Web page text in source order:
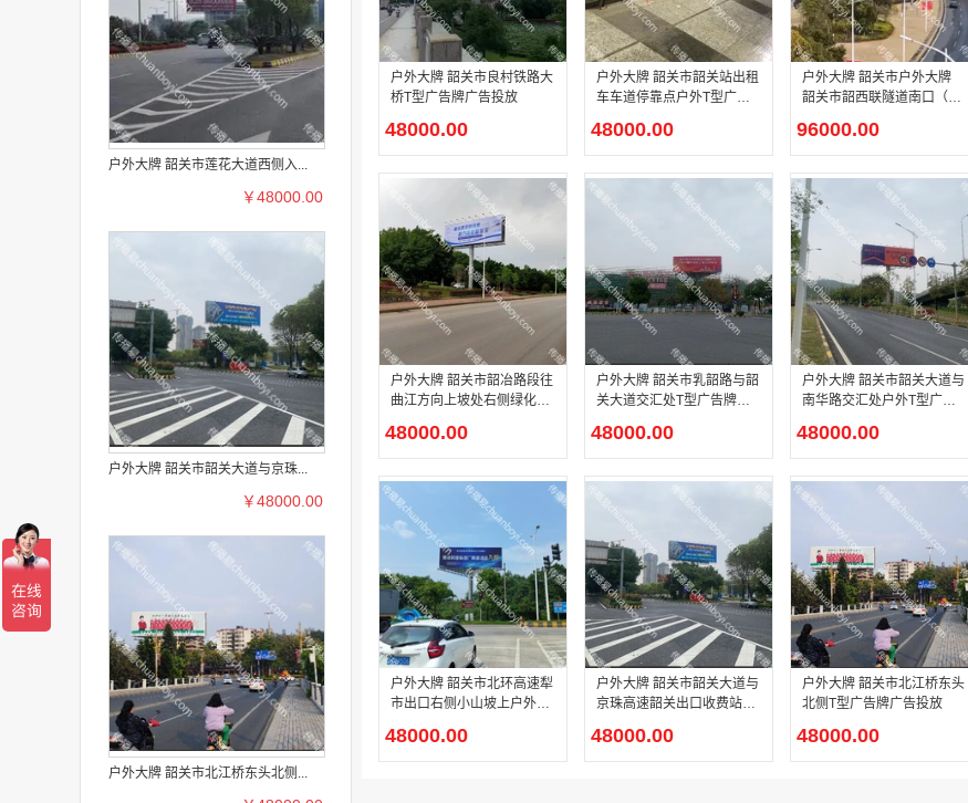
户外大牌 韶关市莲花大道西侧入...
￥48000.00
户外大牌 韶关市韶关大道与京珠...
￥48000.00
户外大牌 韶关市北江桥东头北侧...
户外大牌 韶关市良村铁路大
桥T型广告牌广告投放
48000.00
户外大牌 韶关市韶关站出租
车车道停靠点户外T型广告
48000.00
户外大牌 韶关市户外大牌
韶关市韶西联隧道南口（左
96000.00
户外大牌 韶关市韶冶路段往
曲江方向上坡处右侧绿化带
48000.00
户外大牌 韶关市乳韶路与韶
关大道交汇处T型广告牌广
48000.00
户外大牌 韶关市韶关大道与
南华路交汇处户外T型广告
48000.00
户外大牌 韶关市北环高速犁
市出口右侧小山坡上户外T
48000.00
户外大牌 韶关市韶关大道与
京珠高速韶关出口收费站交
放
48000.00
户外大牌 韶关市北江桥东头
北侧T型广告牌广告投放
48000.00